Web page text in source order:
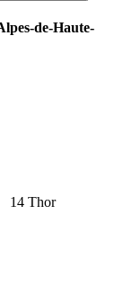
de-Haute-
14 Thor